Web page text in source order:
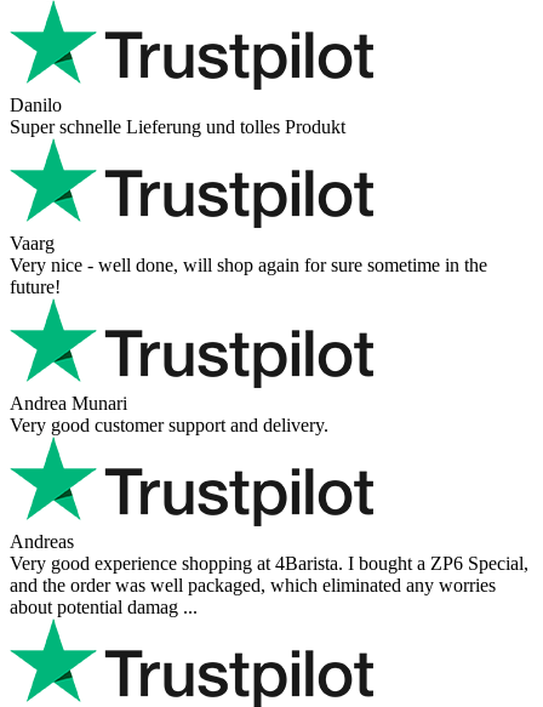
Danilo
Super schnelle Lieferung und tolles Produkt
Vaarg
Very nice - well done, will shop again for sure sometime in the
future!
Andrea Munari
Very good customer support and delivery.
Andreas
Very good experience shopping at 4Barista. I bought a ZP6 Special,
and the order was well packaged, which eliminated any worries
about potential damag ...